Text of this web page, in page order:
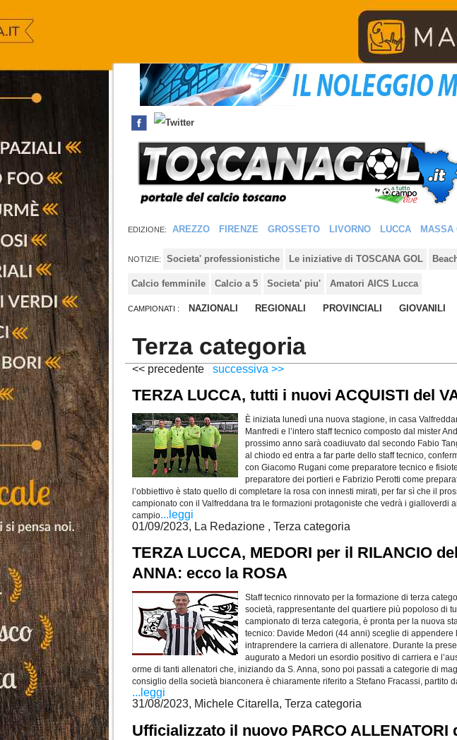
EDIZIONE: AREZZO FIRENZE GROSSETO LIVORNO LUCCA MASSA
NOTIZIE: Societa' professionistiche Le iniziative di TOSCANA GOL
Calcio femminile Calcio a 5 Societa' piu' Amatori AICS Lucca
CAMPIONATI : NAZIONALI REGIONALI PROVINCIALI GIOVANILI
Terza categoria
<< precedente successiva >>
TERZA LUCCA, tutti i nuovi ACQUISTI del
È iniziata lunedì una nuova stagione, in casa
Manfredi e l’intero staff tecnico composto dal mister
prossimo anno sarà coadiuvato dal secondo Fabio
al chiodo ed entra a far parte dello staff tecnico,
con Giacomo Rugani come preparatore tecnico e
preparatore dei portieri e Fabrizio Perotti come
l’obbiettivo è stato quello di completare la rosa con innesti mirati, per far sì che il
campionato con il Valfreddana tra le formazioni protagoniste che vedrà i gialloverdi
campio...leggi
01/09/2023, La Redazione , Terza categoria
TERZA LUCCA, MEDORI per il RILANCIO
ANNA: ecco la ROSA
Staff tecnico rinnovato per la formazione di terza
società, rappresentante del quartiere più popoloso di
campionato di terza categoria, è pronta per la nuova
tecnico: Davide Medori (44 anni) sceglie di appendere
intraprendere la carriera di allenatore. Durante la
augurato a Medori un esordio positivo di carriera e
orme di tanti allenatori che, iniziando da S. Anna, sono poi passati a categorie di
consiglio della società bianconera è chiaramente riferito a Stefano Fracassi, partito
...leggi
31/08/2023, Michele Citarella, Terza categoria
Ufficializzato il nuovo PARCO ALLENATORI